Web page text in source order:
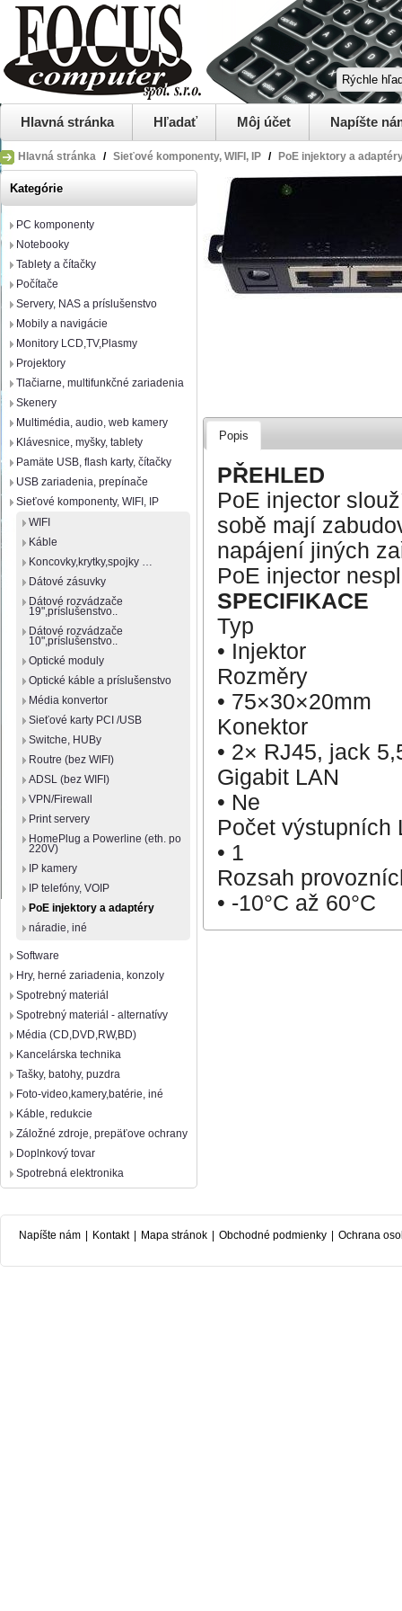
Hlavná stránka Hľadať Môj účet Napíšte
Hlavná stránka / Sieťové komponenty, WIFI, IP / PoE injektory a
Kategórie
PC komponenty
Notebooky
Tablety a čítačky
Počítače
Servery, NAS a príslušenstvo
Mobily a navigácie
Monitory LCD,TV,Plasmy
Projektory
Tlačiarne, multifunkčné zariadenia
Skenery
Multimédia, audio, web kamery
Klávesnice, myšky, tablety
Pamäte USB, flash karty, čítačky
USB zariadenia, prepínače
Sieťové komponenty, WIFI, IP
WIFI
Káble
Koncovky,krytky,spojky …
Dátové zásuvky
Dátové rozvádzače
19",príslušenstvo..
Dátové rozvádzače
10",príslušenstvo..
Optické moduly
Optické káble a príslušenstvo
Média konvertor
Sieťové karty PCI /USB
Switche, HUBy
Routre (bez WIFI)
ADSL (bez WIFI)
VPN/Firewall
Print servery
HomePlug a Powerline (eth. po
220V)
IP kamery
IP telefóny, VOIP
PoE injektory a adaptéry
náradie, iné
Software
Hry, herné zariadenia, konzoly
Spotrebný materiál
Spotrebný materiál - alternatívy
Média (CD,DVD,RW,BD)
Kancelárska technika
Tašky, batohy, puzdra
Foto-video,kamery,batérie, iné
Káble, redukcie
Záložné zdroje, prepäťove ochrany
Doplnkový tovar
Spotrebná elektronika
Popis
PŘEHLED
PoE injector
sobě mají
napájení jiných
PoE injector
SPECIFIKACE
Typ
• Injektor
Rozměry
• 75×30×20mm
Konektor
• 2× RJ45, jack
Gigabit LAN
• Ne
Počet výstupních
• 1
Rozsah
• -10°C až 60°C
Napíšte nám Kontakt Mapa stránok Obchodné podmienky Ochrana